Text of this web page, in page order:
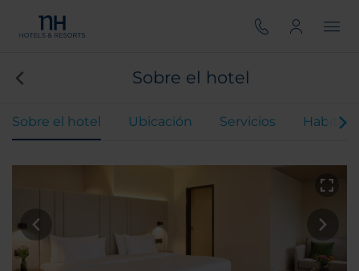
Sobre el hotel
Sobre el hotel Ubicación Servicios